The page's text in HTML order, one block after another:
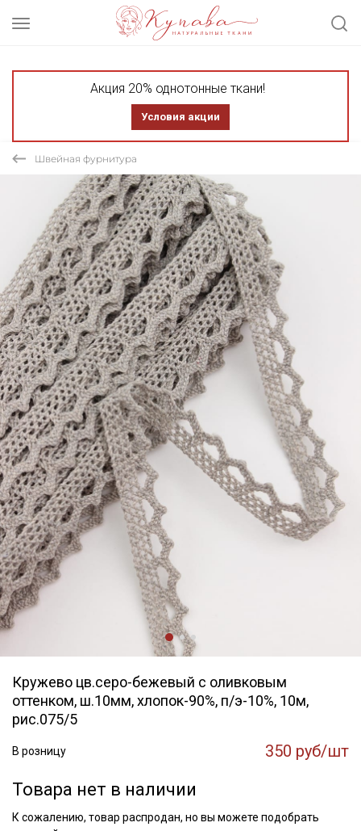
Акция 20% однотонные ткани!
Условия акции
Швейная фурнитура
Кружево цв.серо-бежевый с оливковым
оттенком, ш.10мм, хлопок-90%, п/э-10%, 10м,
рис.075/5
В розницу 350 руб/шт
Товара нет в наличии
К сожалению, товар распродан, но вы можете подобрать